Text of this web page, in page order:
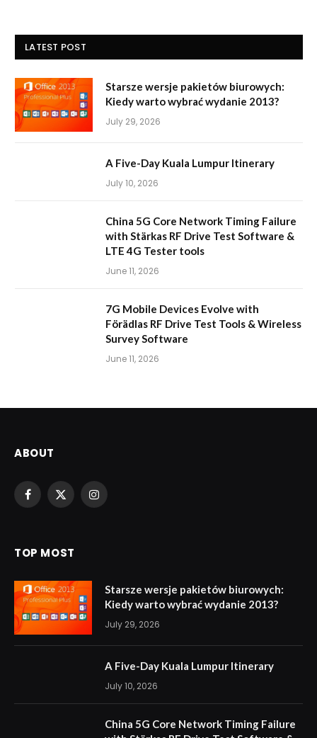
LATEST POST
Starsze wersje pakietów biurowych:
Kiedy warto wybrać wydanie 2013?
July 29, 2026
A Five-Day Kuala Lumpur Itinerary
July 10, 2026
China 5G Core Network Timing Failure
with Stärkas RF Drive Test Software &
LTE 4G Tester tools
June 11, 2026
7G Mobile Devices Evolve with
Förädlas RF Drive Test Tools & Wireless
Survey Software
June 11, 2026
ABOUT
Facebook
X
Instagram
TOP MOST
Starsze wersje pakietów biurowych:
Kiedy warto wybrać wydanie 2013?
July 29, 2026
A Five-Day Kuala Lumpur Itinerary
July 10, 2026
China 5G Core Network Timing Failure